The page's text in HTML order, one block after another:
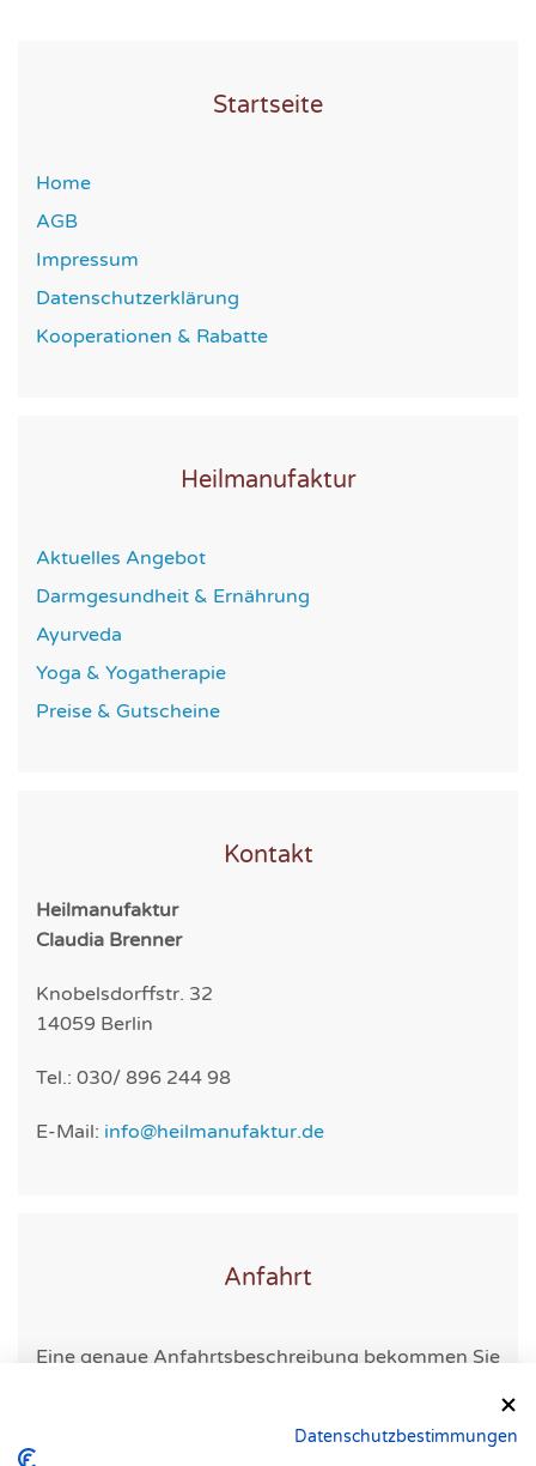
Startseite
Home
AGB
Impressum
Datenschutzerklärung
Kooperationen & Rabatte
Heilmanufaktur
Aktuelles Angebot
Darmgesundheit & Ernährung
Ayurveda
Yoga & Yogatherapie
Preise & Gutscheine
Kontakt
Heilmanufaktur
Claudia Brenner
Knobelsdorffstr. 32
14059 Berlin
Tel.: 030/ 896 244 98
E-Mail: info@heilmanufaktur.de
Anfahrt
Eine genaue Anfahrtsbeschreibung bekommen Sie
Datenschutzbestimmungen